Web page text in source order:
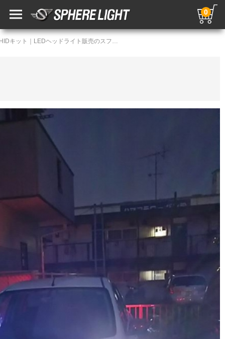
0
LED・HIDカスタムギャラリー／HIDキット｜LEDヘッドライト販売のスフィアライト